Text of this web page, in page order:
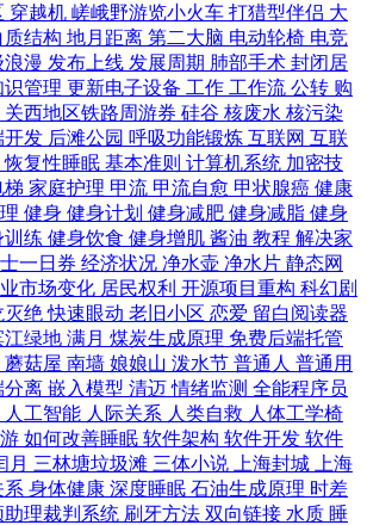
穿越机 嵯峨野游览小火车 打猎型伴侣 大
质结构 地月距离 第二大脑 电动轮椅 电竞
浪漫 发布上线 发展周期 肺部手术 封闭居
管理 更新电子设备 工作 工作流 公转 购
关西地区铁路周游券 硅谷 核废水 核污染
开发 后滩公园 呼吸功能锻炼 互联网 互联
恢复性睡眠 基本准则 计算机系统 加密技
梯 家庭护理 甲流 甲流自愈 甲状腺癌 健康
健身 健身计划 健身减肥 健身减脂 健身
训练 健身饮食 健身增肌 酱油 教程 解决家
一日券 经济状况 净水壶 净水片 静态网
市场变化 居民权利 开源项目重构 科幻剧
灭绝快速眼动 老旧小区 恋爱 留白阅读器
江绿地 满月 煤炭生成原理 免费后端托管
蘑菇屋 南墙 娘娘山 泼水节 普通人 普通用
分离 嵌入模型 清迈情绪监测 全能程序员
人工智能 人际关系 人类自救 人体工学椅
如何改善睡眠 软件架构 软件开发 软件
月 三林塘垃圾滩 三体小说 上海封城
上海
系 身体健康 深度睡眠 石油生成原理 时差
助理裁判系统 刷牙方法 双向链接 水质 睡